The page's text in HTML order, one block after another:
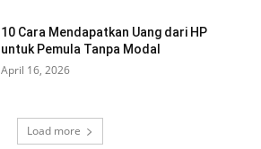
10 Cara Mendapatkan Uang dari HP
untuk Pemula Tanpa Modal
April 16, 2026
Load more